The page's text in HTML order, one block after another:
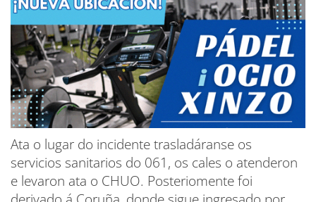
Ata o lugar do incidente trasladáranse os
servicios sanitarios do 061, os cales o atenderon
e levaron ata o CHUO. Posteriomente foi